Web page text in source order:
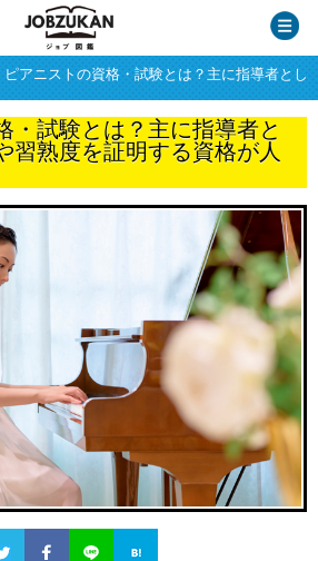
ピアニストの資格・試験とは？主に指導者と
・試験とは？主に指導者と
習熟度を証明する資格が人